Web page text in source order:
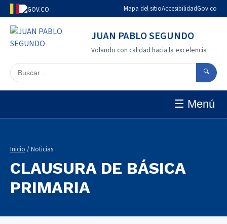
Mapa del sitioAccesibilidadGov.co
JUAN PABLO SEGUNDO
Volando con calidad hacia la excelencia
Buscar en el sitio 🔍
☰ Menú
Inicio / Noticias
CLAUSURA DE BÁSICA
PRIMARIA